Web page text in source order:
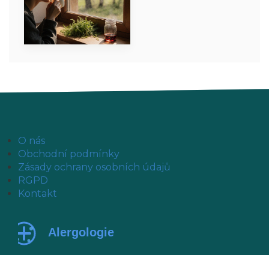
O nás
Obchodní podmínky
Zásady ochrany osobních údajů
RGPD
Kontakt